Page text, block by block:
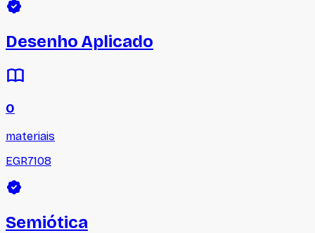
Desenho Aplicado
0
materiais
EGR7108
Semiótica